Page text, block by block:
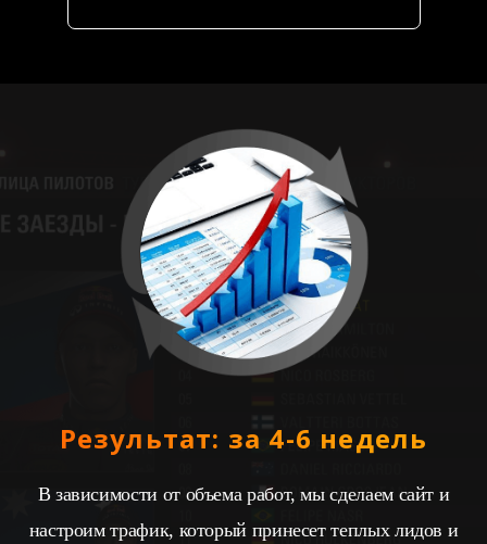
Результат: за 4-6 недель
В зависимости от объема работ, мы сделаем сайт и
настроим трафик, который принесет теплых лидов и